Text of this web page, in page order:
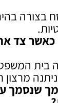
בצורה
צד
בית
מרצון
שנסמך